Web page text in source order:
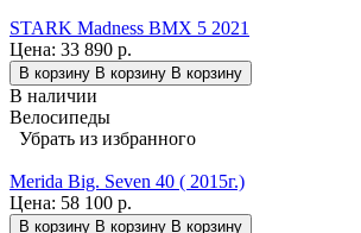
STARK Madness BMX 5 2021
Цена: 33 890 р.
В корзину В корзину В корзину
В наличии
Велосипеды
Убрать из избранного
Merida Big. Seven 40 ( 2015г.)
Цена: 58 100 р.
В корзину В корзину В корзину